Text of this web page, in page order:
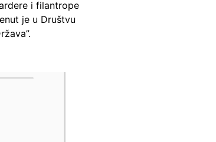
i filantrope
je u Društvu